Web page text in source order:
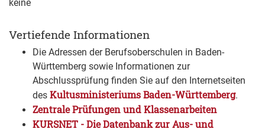
keine
Vertiefende Informationen
Die Adressen der Berufsoberschulen in Baden-
Württemberg sowie Informationen zur
Abschlussprüfung finden Sie auf den Internetseiten
des Kultusministeriums Baden-Württemberg.
Zentrale Prüfungen und Klassenarbeiten
KURSNET - Die Datenbank zur Aus- und